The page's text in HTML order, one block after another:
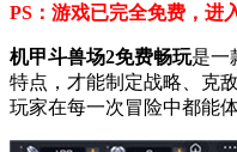
PS：游戏已完全免费，进
机甲斗兽场2免费畅玩是一
特点，才能制定战略、克
玩家在每一次冒险中都能